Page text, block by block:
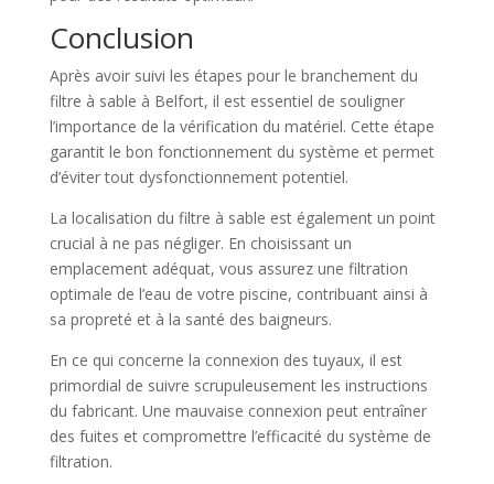
Conclusion
Après avoir suivi les étapes pour le branchement du
filtre à sable à Belfort, il est essentiel de souligner
l’importance de la vérification du matériel. Cette étape
garantit le bon fonctionnement du système et permet
d’éviter tout dysfonctionnement potentiel.
La localisation du filtre à sable est également un point
crucial à ne pas négliger. En choisissant un
emplacement adéquat, vous assurez une filtration
optimale de l’eau de votre piscine, contribuant ainsi à
sa propreté et à la santé des baigneurs.
En ce qui concerne la connexion des tuyaux, il est
primordial de suivre scrupuleusement les instructions
du fabricant. Une mauvaise connexion peut entraîner
des fuites et compromettre l’efficacité du système de
filtration.